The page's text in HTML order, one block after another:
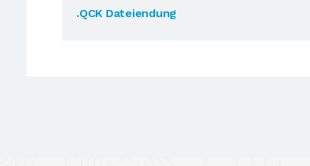
.QCK Dateiendung